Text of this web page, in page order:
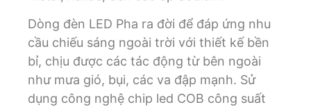
Dòng đèn LED Pha ra đời để đáp ứng nhu
cầu chiếu sáng ngoài trời với thiết kế bền
bỉ, chịu được các tác động từ bên ngoài
như mưa gió, bụi, các va đập mạnh. Sử
dụng công nghệ chip led COB công suất